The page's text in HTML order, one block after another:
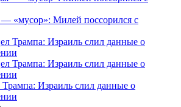
«мусор»: Милей поссорился с
Израиль слил данные о